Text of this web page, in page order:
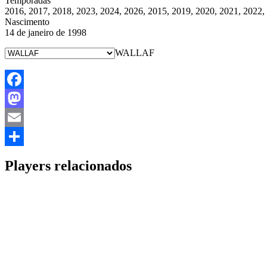
2016, 2017, 2018, 2023, 2024, 2026, 2015, 2019, 2020, 2021, 2022,
Nascimento
14 de janeiro de 1998
WALLAF
Facebook
Mastodon
Email
Players relacionados